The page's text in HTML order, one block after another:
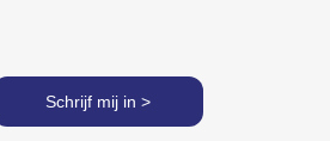
Schrijf mij in >